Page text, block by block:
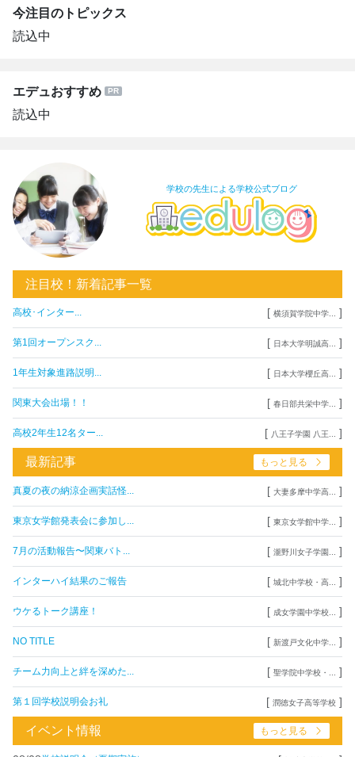
今注目のトピックス
読込中
エデュおすすめ
読込中
学校の先生による学校公式ブログ
注目校！新着記事一覧
高校･インター... [ 横須賀学院中学... ]
第1回オープンスク... [ 日本大学明誠高... ]
1年生対象進路説明... [ 日本大学櫻丘高... ]
関東大会出場！！ [ 春日部共栄中学... ]
高校2年生12名ター... [ 八王子学園 八王... ]
最新記事 もっと見る
真夏の夜の納涼企画実話怪... [ 大妻多摩中学高... ]
東京女学館発表会に参加し... [ 東京女学館中学... ]
7月の活動報告〜関東バト... [ 瀧野川女子学園... ]
インターハイ結果のご報告 [ 城北中学校・高... ]
ウケるトーク講座！ [ 成女学園中学校... ]
NO TITLE [ 新渡戸文化中学... ]
チーム力向上と絆を深めた... [ 聖学院中学校・... ]
第１回学校説明会お礼 [ 潤徳女子高等学校 ]
イベント情報 もっと見る